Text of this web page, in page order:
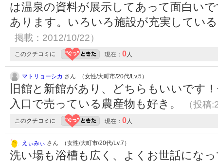
は温泉の資料が展示してあって面白い
あります。いろいろ施設が充実してい
掲載：2012/10/22）
このクチコミに 現在： 0人
マトリョーシカ さん （女性/大町市/20代/Lv.5）
旧館と新館があり、どちらもいいです
入口で売っている農産物も好き。
（投
このクチコミに 現在： 0人
えぃみぃ さん （女性/大町市/20代/Lv.7）
洗い場も浴槽も広く、よくお世話にな